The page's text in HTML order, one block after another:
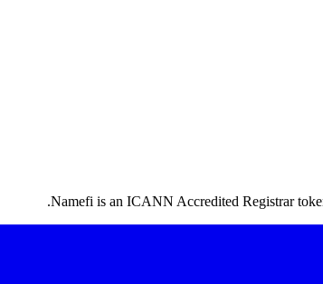
Namefi is an ICANN Accredited Registrar